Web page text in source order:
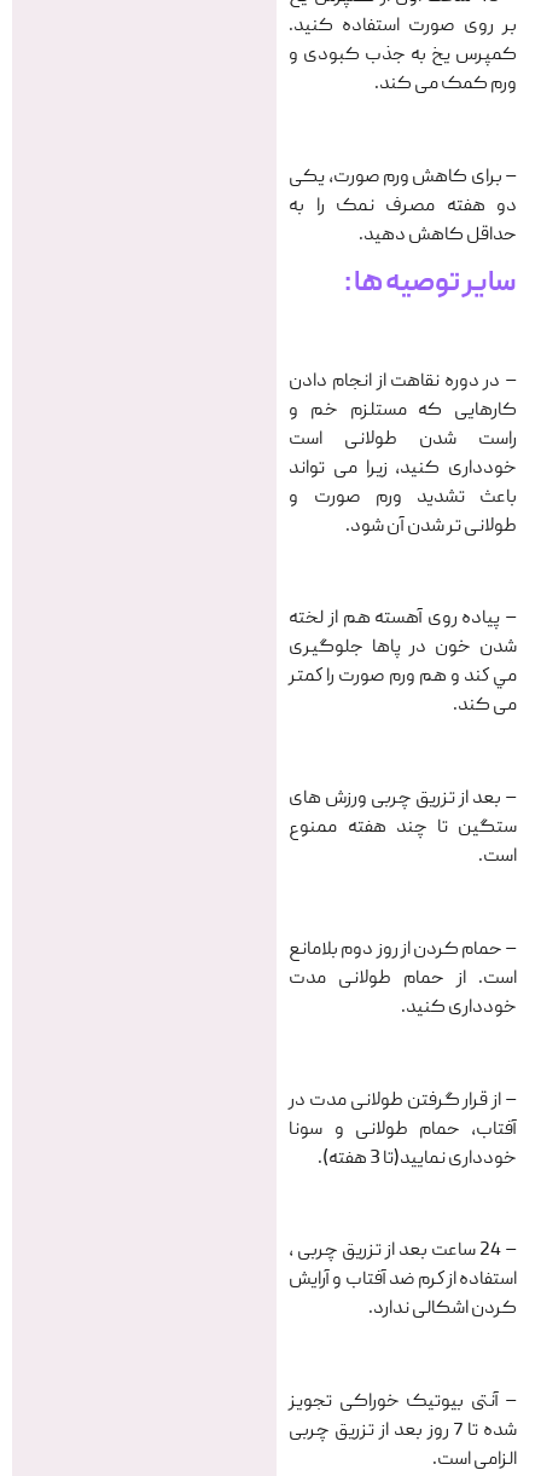
بر روی صورت استفاده کنید.
کمپرس یخ به جذب کبودی و
ورم کمک می کند.
– برای کاهش ورم صورت، یکی
دو هفته مصرف نمک را به
حداقل کاهش دهید.
سایر توصیه ها :
– در دوره نقاهت از انجام دادن
کارهایی که مستلزم خم و
راست شدن طولانی است
خودداری کنید، زیرا می تواند
باعث تشدید ورم صورت و
طولانی تر شدن آن شود.
– پیاده روی آهسته هم از لخته
شدن خون در پاها جلوگيرى
مي كند و هم ورم صورت را كمتر
می کند.
– بعد از تزریق چربی ورزش های
ستگین تا چند هفته ممنوع
است.
– حمام کردن از روز دوم بلامانع
است. از حمام طولانی مدت
خودداری کنید.
– از قرار گرفتن طولانی مدت در
آفتاب، حمام طولانی و سونا
خودداری نمایید(تا 3 هفته).
– 24 ساعت بعد از تزریق چربی ،
استفاده از كرم ضد آفتاب و آرایش
کردن اشکالی ندارد.
– آنتی بیوتیک خوراکی تجویز
شده تا 7 روز بعد از تزریق چربی
الزامی است.